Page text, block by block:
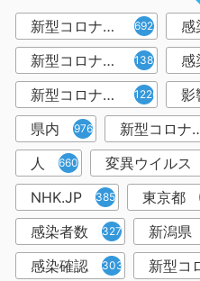
新型コロナウイルス 6921 感
新型コロナウィルス 1382 感
新型コロナウイルス感染症 1226 影
県内 976 新型コロ
人 660 変異ウイルス
NHK.JP 385 東京都
感染者数 327 新潟県
感染確認 303